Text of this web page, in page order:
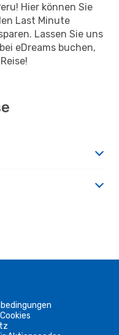
Hier können Sie
Last Minute
Lassen Sie uns
eDreams buchen,